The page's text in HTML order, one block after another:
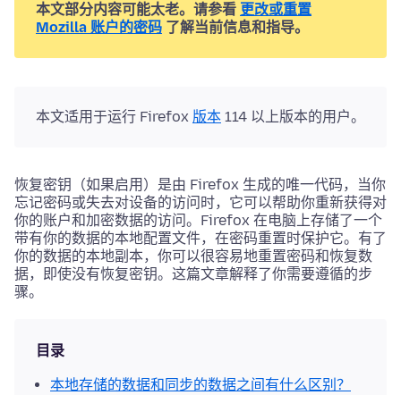
本文部分内容可能太老。请参看 更改或重置
Mozilla 账户的密码 了解当前信息和指导。
本文适用于运行 Firefox 版本 114 以上版本的用户。
恢复密钥（如果启用）是由 Firefox 生成的唯一代码，当你
忘记密码或失去对设备的访问时，它可以帮助你重新获得对
你的账户和加密数据的访问。Firefox 在电脑上存储了一个
带有你的数据的本地配置文件，在密码重置时保护它。有了
你的数据的本地副本，你可以很容易地重置密码和恢复数
据，即使没有恢复密钥。这篇文章解释了你需要遵循的步
骤。
目录
本地存储的数据和同步的数据之间有什么区别？